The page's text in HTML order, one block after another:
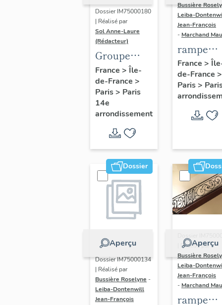
Dossier IM75000180
| Réalisé par
Sol Anne-Laure
(Rédacteur)
Groupe
sculpté :
Les
Adolescents
France > Île-
de-France >
Paris> Paris
14e
arrondissement
Bussière
Leiba-
Jean-François
- Marchand
rampe
d'appui,
escalier
l' hôtel
(non
France >
de-France >
Paris>
Dossier
Aperçu
Dossier IM75000134
| Réalisé par
Bussière Roselyne -
Leiba-Dontenwill
Jean-François
Aperçu
| Réalisé par
Bussière
Leiba-
Jean-François
- Marchand
rampe